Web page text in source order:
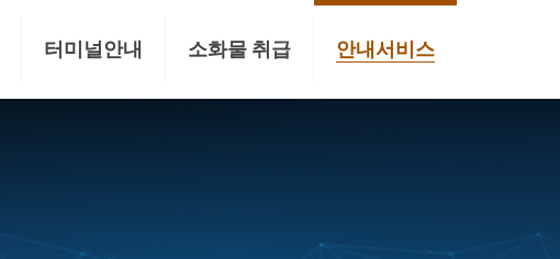
터미널안내 소화물 취급 안내서비스